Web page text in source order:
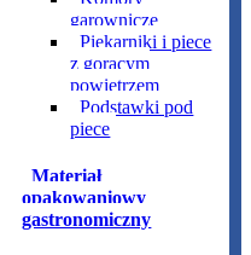
garownicze
Piekarniki i piece
z gorącym
powietrzem
Podstawki pod
piece
Materiał
opakowaniowy
gastronomiczny